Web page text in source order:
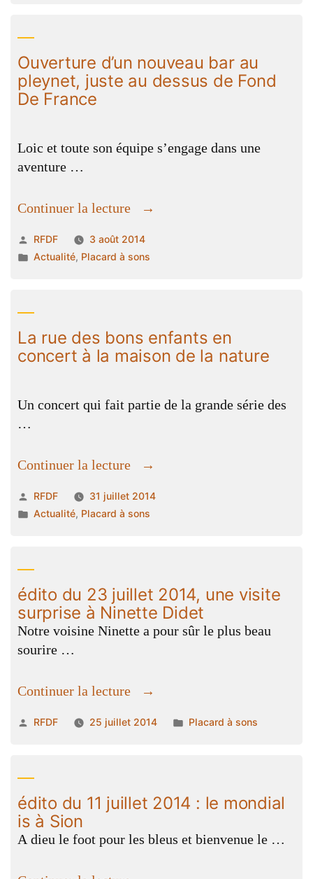
fonde
de
Jean
Lebrun »
Ouverture d’un nouveau bar au
pleynet, juste au dessus de Fond
De France
Loic et toute son équipe s’engage dans une
aventure …
Continuer la lecture
« Ouverture
nouveau
bar
au
dessus
Fond
Publié
par
RFDF
3 août 2014
Publié
Actualité, Placard à sons
La rue des bons enfants en
concert à la maison de la nature
Un concert qui fait partie de la grande série des
…
Continuer la lecture
« La
des
bons
à
la
maison
nature »
Publié
par
RFDF
31 juillet 2014
Publié
Actualité, Placard à sons
édito du 23 juillet 2014, une visite
surprise à Ninette Didet
Notre voisine Ninette a pour sûr le plus beau
sourire …
Continuer la lecture
« édito
23
visite
à
Publié
RFDF 25 juillet 2014
Publié
Placard à sons
édito du 11 juillet 2014 : le mondial
is à Sion
A dieu le foot pour les bleus et bienvenue le …